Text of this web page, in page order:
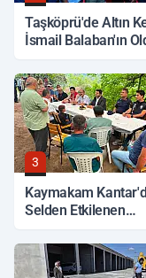
Taşköprü'de Altın
İsmail Balaban'ın
3
Kaymakam
Selden Etkilenen